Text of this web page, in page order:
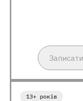
13+ років